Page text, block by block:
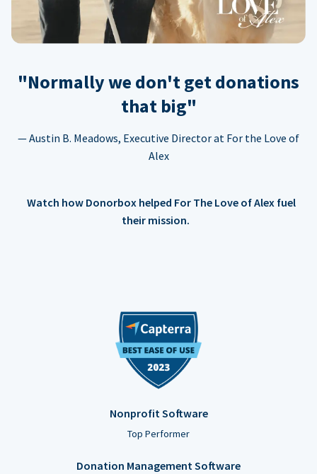
"Normally we don't get donations
that big"
— Austin B. Meadows, Executive Director at For the Love of
Alex
Watch how Donorbox helped For The Love of Alex fuel
their mission.
Nonprofit Software
Top Performer
Donation Management Software